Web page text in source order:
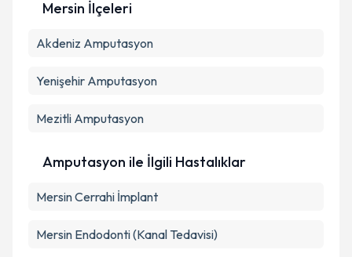
Metni'ni okudum ve kişisel verilerimin belirtilen
Takvim Talebini Gönder
Mersin İlçeleri
Akdeniz Amputasyon
Yenişehir Amputasyon
Mezitli Amputasyon
Amputasyon ile İlgili Hastalıklar
Mersin Cerrahi İmplant
Mersin Endodonti (Kanal Tedavisi)